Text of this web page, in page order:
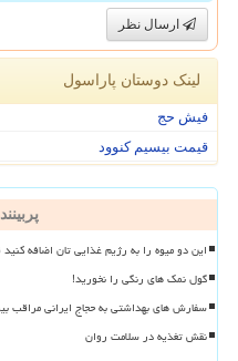
ارسال نظر
لینک دوستان پاراسول
فیش حج
قیمت بیسیم کنوود
این دو میوه را به رژیم غذایی تان اضافه
گول نمک های رنگی را نخورید!
سفارش های بهداشتی به حجاج ایرانی مراقب
نقش تغذیه در سلامت روان